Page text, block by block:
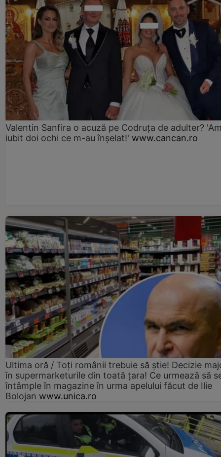
Valentin Sanfira o acuză pe Codruța de adulter?
iubit doi ochi ce m-au înșelat!' www.cancan.ro
Ultima oră / Toți românii trebuie să știe! Decizie
în supermarketurile din toată țara! Ce urmează să
întâmple în magazine în urma apelului făcut de Ilie
Bolojan www.unica.ro